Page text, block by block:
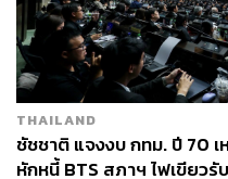
อย่างไรก็ตาม หากมองลึกล
คอร์รัปชันใน กทม. ยังคงมี
เป็นพฤติกรรมของนักการเ
กรุงเทพมหานคร (ส.ก.) หรื
และสำนักงานต่างๆ
“เรายังพบว่าการทุจริตตาม
THAILAND
ชัชชาติ แจงงบ กทม. ปี 70
หักหนี้ BTS สภาฯ ไฟเขียว